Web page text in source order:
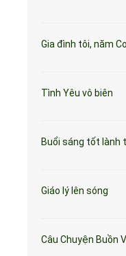
Gia đình tôi, năm
Tình Yêu vô biên
Buổi sáng tốt lành
Giáo lý lên sóng
Câu Chuyện Buồn